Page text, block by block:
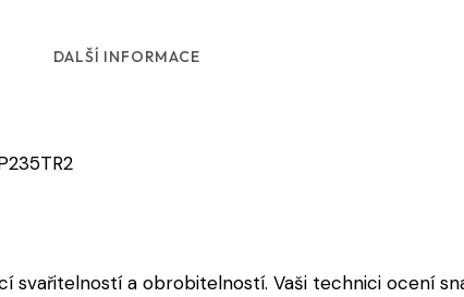
DALŠÍ INFORMACE
svařitelností a obrobitelností. Vaši technici ocení